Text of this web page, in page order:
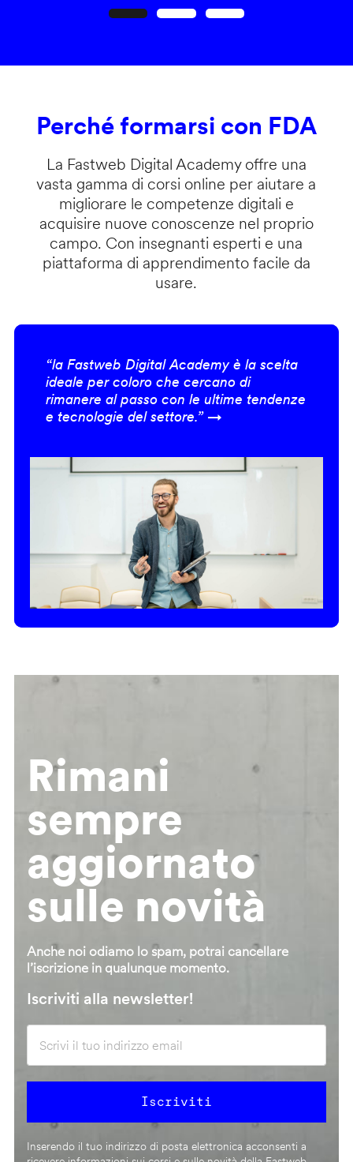
Perché formarsi con FDA
La Fastweb Digital Academy offre una
vasta gamma di corsi online per aiutare a
migliorare le competenze digitali e
acquisire nuove conoscenze nel proprio
campo. Con insegnanti esperti e una
piattaforma di apprendimento facile da
usare.
“la Fastweb Digital Academy è la scelta
ideale per coloro che cercano di
rimanere al passo con le ultime tendenze
e tecnologie del settore.” →
Rimani
sempre
aggiornato
sulle novità
Anche noi odiamo lo spam, potrai cancellare
l’iscrizione in qualunque momento.
Iscriviti alla newsletter!
Inserendo il tuo indirizzo di posta elettronica acconsenti a